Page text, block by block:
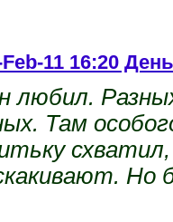
11 16:20
любил.
Там
Но